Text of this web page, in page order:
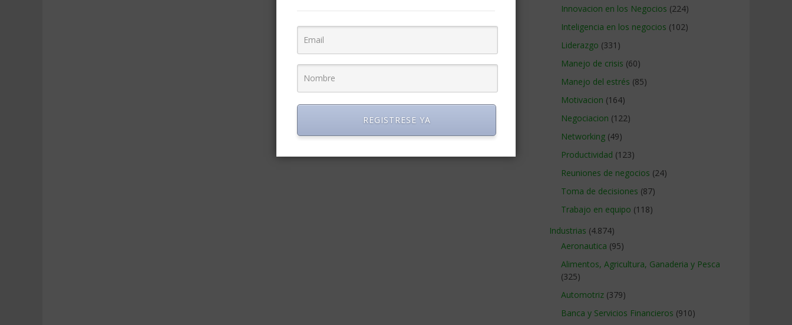
Innovacion en los Negocios (224)
Inteligencia en los negocios (102)
Liderazgo (331)
Manejo de crisis (60)
Manejo del estrés (85)
Motivacion (164)
Negociacion (122)
Networking (49)
Productividad (123)
Reuniones de negocios (24)
Toma de decisiones (87)
Trabajo en equipo (118)
Industrias (4.874)
Aeronautica (95)
Alimentos, Agricultura, Ganaderia y Pesca
(325)
Automotriz (379)
Banca y Servicios Financieros (910)
REGISTRESE YA